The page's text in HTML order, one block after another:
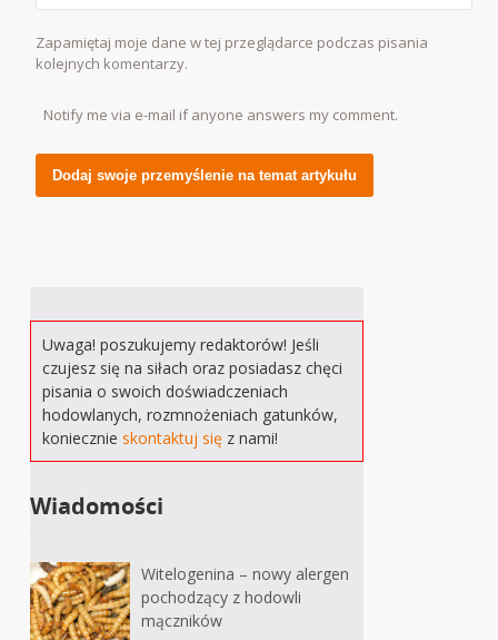
Zapamiętaj moje dane w tej przeglądarce podczas pisania
kolejnych komentarzy.
Notify me via e-mail if anyone answers my comment.
Uwaga! poszukujemy redaktorów! Jeśli
czujesz się na siłach oraz posiadasz chęci
pisania o swoich doświadczeniach
hodowlanych, rozmnożeniach gatunków,
koniecznieskontaktuj się z nami!
Wiadomości
Witelogenina – nowy alergen
pochodzący z hodowli
mączników